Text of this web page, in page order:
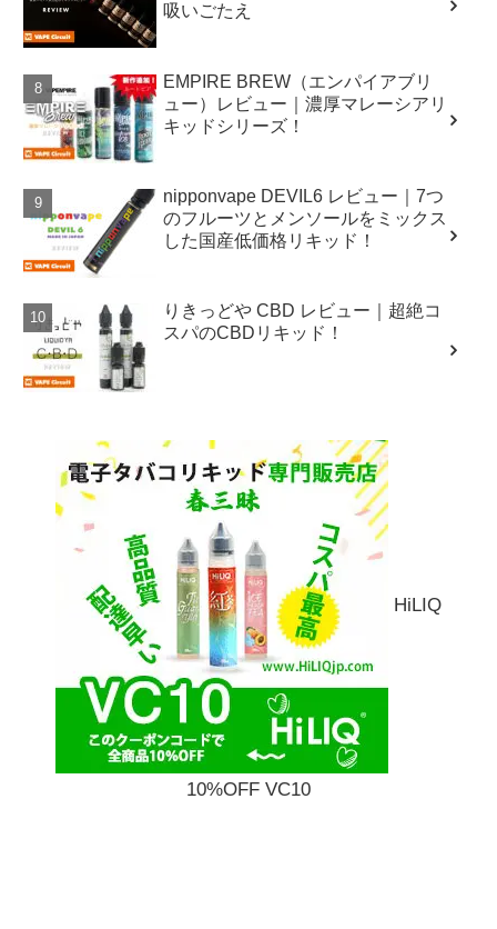
吸いごたえ
EMPIRE BREW（エンパイアブリ
ュー）レビュー｜濃厚マレーシアリ
キッドシリーズ！
nipponvape DEVIL6 レビュー｜7つ
のフルーツとメンソールをミックス
した国産低価格リキッド！
りきっどや CBD レビュー｜超絶コ
スパのCBDリキッド！
HiLIQ
10%OFF VC10